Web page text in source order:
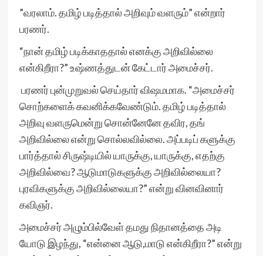
”வரலாம். தமிழ் படித்தால் அறிவும் வளரும்” என்றார்
பரணர்.
“நான் தமிழ் படிக்காததால் எனக்கு அறிவில்லை
என்கிறீரா?” உஷ்ணத்துடன் கேட்டார் அமைச்சர்.
பரணர் புன்முறுவல் செய்தார் விஷமமாக. “அமைச்சர்
சொற்களைக் கவனிக்கவேண்டும். தமிழ் படித்தால்
அறிவு வளருமென்று சொன்னேனே தவிர, தங்
அறிவில்லை என்று சொல்லவில்லை. அப்படிப் களுக்கு
பார்த்தால் சிருஷ்டியில் யாருக்கு, யாருக்கு, எதற்கு
அறிவில்வை? ஆடுமாடுகளுக்கு அறிவில்லையா?
புரவிகளுக்கு அறிவில்லையா?” என்று வினவினார்
கவிஞர்.
அமைச்சர் அழும்பில்வேள் தமது நிதானத்தை அடி
யோடு இழந்து, “என்னை ஆடு,மாடு என்கிறீரா?” என்று